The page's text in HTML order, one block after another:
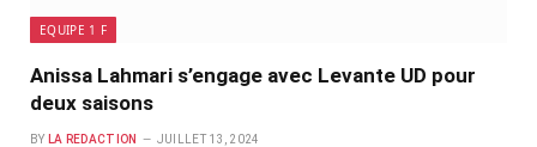
EQUIPE 1 F
Anissa Lahmari s’engage avec Levante UD pour
deux saisons
BY LA REDACTION JUILLET 13, 2024